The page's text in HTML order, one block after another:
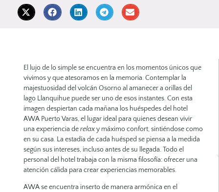
El lujo de lo simple se encuentra en los momentos únicos que
vivimos y que atesoramos en la memoria. Contemplar la
majestuosidad del volcán Osorno al amanecer a orillas del
lago Llanquihue puede ser uno de esos instantes. Con esta
imagen despiertan cada mañana los huéspedes del hotel
AWA Puerto Varas, el lugar ideal para quienes desean vivir
una experiencia derelaxy máximo confort, sintiéndose como
en su casa. La estadía de cada huésped se piensa a la medida
según sus intereses, incluso antes de su llegada. Todo el
personal del hotel trabaja con la misma filosofía: ofrecer una
atención cálida para crear experiencias memorables.
AWA se encuentra inserto de manera armónica en el